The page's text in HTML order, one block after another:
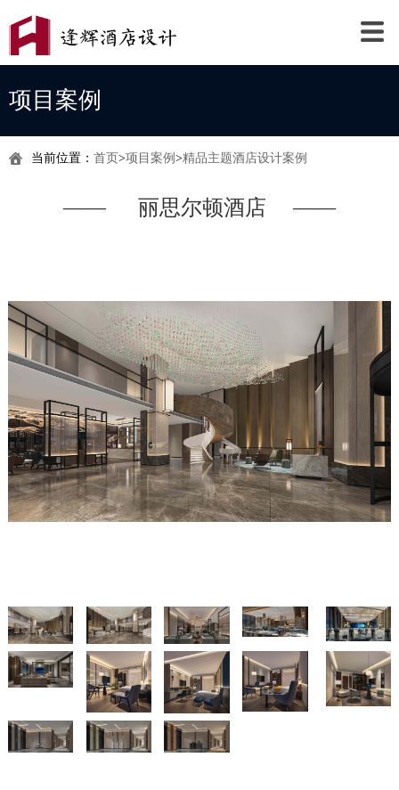
项目案例
当前位置： 首页 >项目案例 >精品主题酒店设计案例
―― 丽思尔顿酒店 ――